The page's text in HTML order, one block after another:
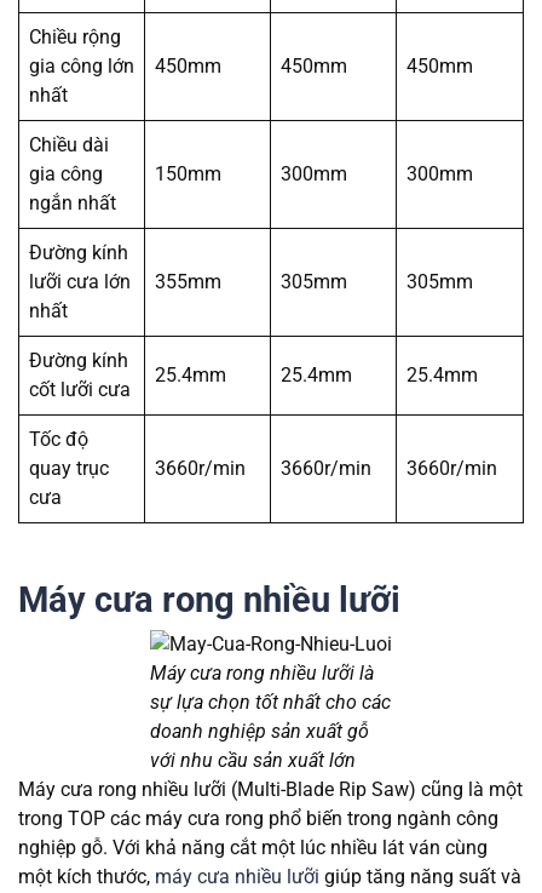
Chiều rộng
gia công lớn
nhất
450mm 450mm 450mm
Chiều dài
gia công
ngắn nhất
150mm 300mm 300mm
Đường kính
lưỡi cưa lớn
nhất
355mm 305mm 305mm
Đường kính
cốt lưỡi cưa
25.4mm 25.4mm 25.4mm
Tốc độ
quay trục
cưa
3660r/min 3660r/min 3660r/min
Máy cưa rong nhiều lưỡi
Máy cưa rong nhiều lưỡi là
sự lựa chọn tốt nhất cho các
doanh nghiệp sản xuất gỗ
với nhu cầu sản xuất lớn
Máy cưa rong nhiều lưỡi (Multi-Blade Rip Saw) cũng là một
trong TOP các máy cưa rong phổ biến trong ngành công
nghiệp gỗ. Với khả năng cắt một lúc nhiều lát ván cùng
một kích thước, máy cưa nhiều lưỡi giúp tăng năng suất và